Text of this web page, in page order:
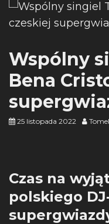
Wspólny
Bena
25 listopada 2022
Czas na
polskiego